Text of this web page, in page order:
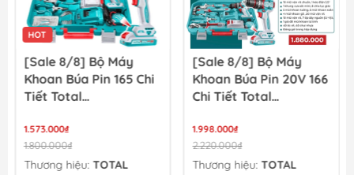
[Sale 8/8] Bộ Máy
Khoan Búa Pin 20V 166
Chi Tiết Total
THKTHP41667
1.998.000₫
2.220.000₫
Thương hiệu:TOTAL
[Sale 8/8] Combo Máy
Mài Góc Pin 20V Total
TCKLI2027310
3.042.000₫
3.380.000₫
Thương hiệu:TOTAL